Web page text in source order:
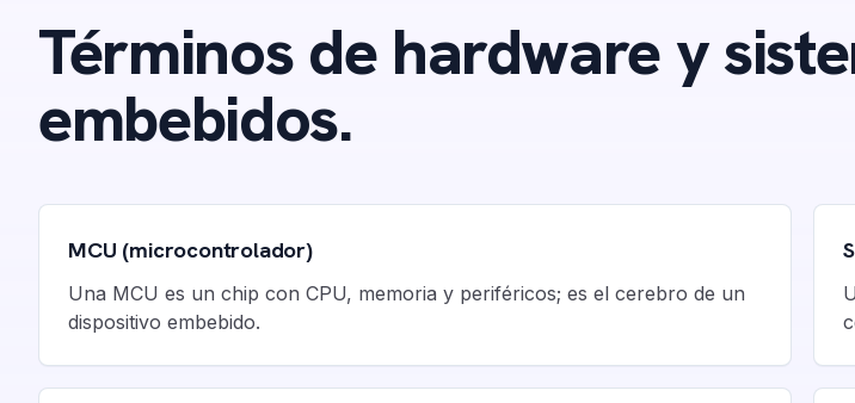
Términos de hardware y
embebidos.
MCU (microcontrolador)
Una MCU es un chip con CPU, memoria y periféricos; es el cerebro de un
dispositivo embebido.